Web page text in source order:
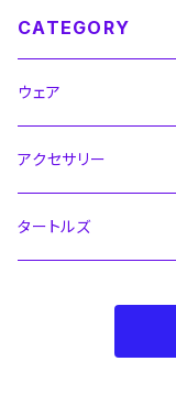
CATEGORY
ウェア
シャツ
キッズ
パンツ
ウィンドブレーカー
アクセサリー
ストッキング
タートルズ